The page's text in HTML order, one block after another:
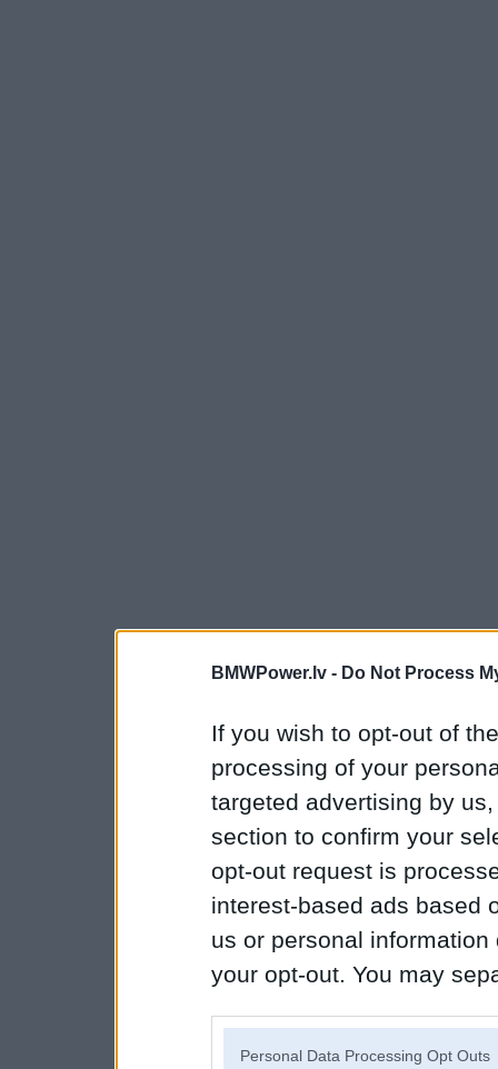
BMWPower.lv - Do Not Process
If you wish to opt-out of
processing of your
targeted advertising by
section to confirm your
opt-out request is
interest-based ads based
us or personal
your opt-out. You may
Personal Data Processing Opt Outs